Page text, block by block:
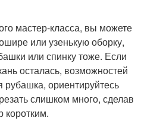
мастер-класса, вы можете
или узенькую оборку,
или спинку тоже. Если
осталась, возможностей
рубашка, ориентируйтесь
слишком много, сделав
коротким.